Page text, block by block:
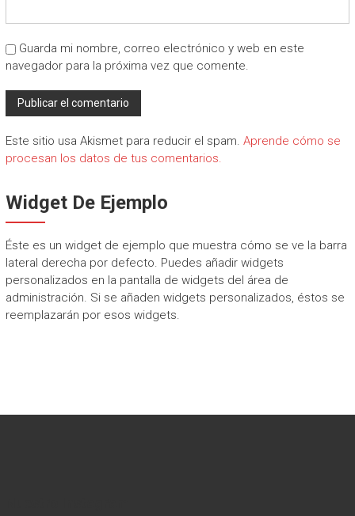
Guarda mi nombre, correo electrónico y web en este
navegador para la próxima vez que comente.
Este sitio usa Akismet para reducir el spam. Aprende cómo se
procesan los datos de tus comentarios.
Widget De Ejemplo
Éste es un widget de ejemplo que muestra cómo se ve la barra
lateral derecha por defecto. Puedes añadir widgets
personalizados en la pantalla de widgets del área de
administración. Si se añaden widgets personalizados, éstos se
reemplazarán por esos widgets.